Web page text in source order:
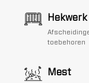
Hekwerk
toebehoren
Mest